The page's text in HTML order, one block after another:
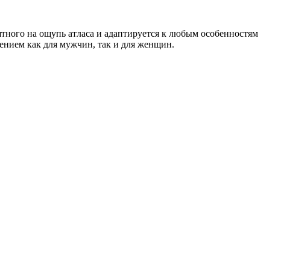
на ощупь атласа и адаптируется к любым особенностям
как для мужчин, так и для женщин.